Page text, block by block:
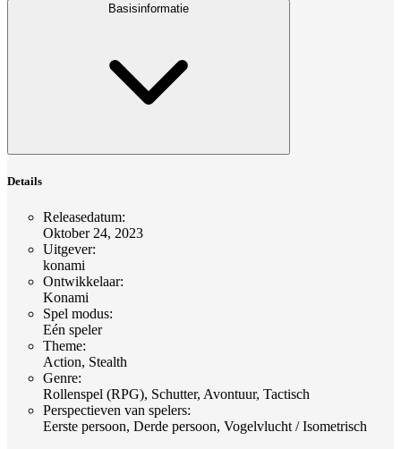
Basisinformatie
Details
Releasedatum:
Oktober 24, 2023
Uitgever:
konami
Ontwikkelaar:
Konami
Spel modus:
Eén speler
Theme:
Action, Stealth
Genre:
Rollenspel (RPG), Schutter, Avontuur, Tactisch
Perspectieven van spelers:
Eerste persoon, Derde persoon, Vogelvlucht / Isometrisch